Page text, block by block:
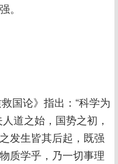
。
国论》指出：“科学为
道之始，国势之初，
发生皆其后起，既强
质学乎，乃一切事理